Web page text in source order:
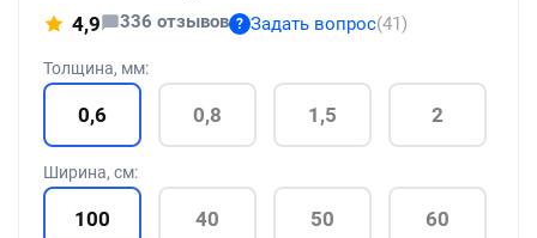
4,9 336 отзывов ? Задать вопрос(41)
Толщина, мм:
0,6 0,8 1,5 2
Ширина, см:
100 40 50 60